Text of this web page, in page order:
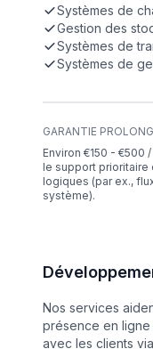
Systèmes de
Gestion des
Systèmes de
Systèmes de
GARANTIE
Environ €150 - €500
le support
logiques (par ex.,
système).
Nos services
présence en
avec les clients